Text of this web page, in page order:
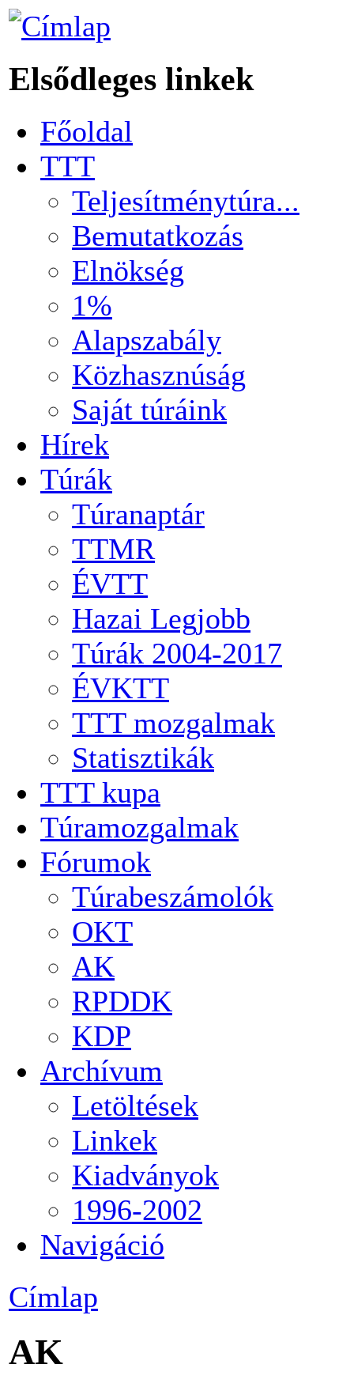
Elsődleges linkek
Főoldal
TTT
Teljesítménytúra...
Bemutatkozás
Elnökség
1%
Alapszabály
Közhasznúság
Saját túráink
Hírek
Túrák
Túranaptár
TTMR
ÉVTT
Hazai Legjobb
Túrák 2004-2017
ÉVKTT
TTT mozgalmak
Statisztikák
TTT kupa
Túramozgalmak
Fórumok
Túrabeszámolók
OKT
AK
RPDDK
KDP
Archívum
Letöltések
Linkek
Kiadványok
1996-2002
Navigáció
Címlap
AK